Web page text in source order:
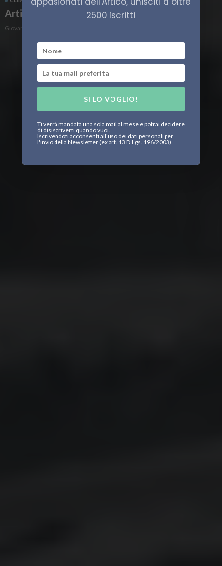
Artico, il paradosso della transizione verde
Giovanni Migotto
2500 iscritti
SI LO VOGLIO!
Ti verrà mandata una sola mail al mese e potrai decidere
di disiscriverti quando vuoi.
Iscrivendoti acconsenti all'uso dei dati personali per
l'invio della Newsletter (ex art. 13 D.Lgs. 196/2003)